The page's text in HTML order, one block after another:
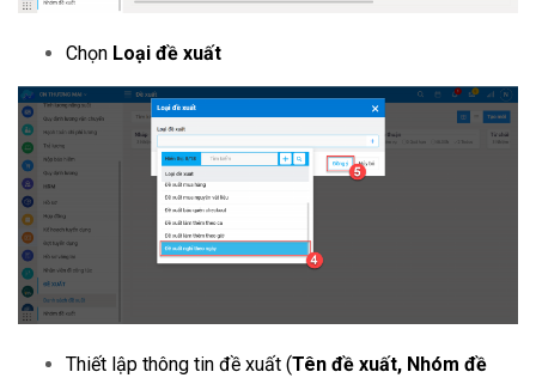
Chọn Loại đề xuất
Thiết lập thông tin đề xuất (Tên đề xuất, Nhóm đề